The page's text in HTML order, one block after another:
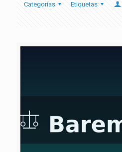
Categorías Etiquetas